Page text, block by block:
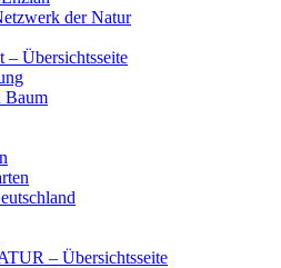
der Natur
– Übersichtsseite
– Übersichtsseite